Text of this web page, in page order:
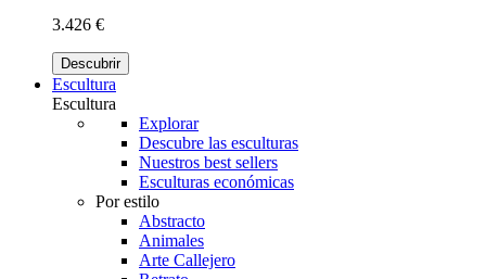
3.426 €
Descubrir
Escultura
Escultura
Explorar
Descubre las esculturas
Nuestros best sellers
Esculturas económicas
Por estilo
Abstracto
Animales
Arte Callejero